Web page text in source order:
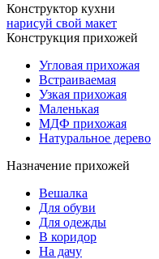
Конструктор кухни
нарисуй свой макет
Конструкция прихожей
Угловая прихожая
Встраиваемая
Узкая прихожая
Маленькая
МДФ прихожая
Натуральное дерево
Назначение прихожей
Вешалка
Для обуви
Для одежды
В коридор
На дачу